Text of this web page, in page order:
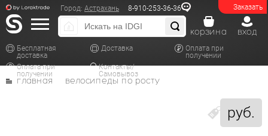
Заказать
Город: Астрахань 8-910-253-36-36
Бесплатная
доставка
Доставка
Оплата при
получении
Оплата при
получении
Контакты/
Самовывоз
вход
корзина
руб.
главная велосипеды по росту